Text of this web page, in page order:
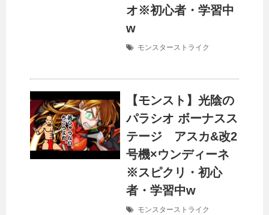
オ※初心者・学習中
w
モンスターストライク
【モンスト】光陰の
パラシオ ボーナスス
テージ アスカ&改2
号機×ウンディーネ
※スピクリ・初心
者・学習中w
モンスターストライク